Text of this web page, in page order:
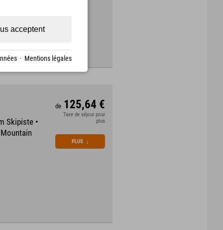
Skipiste •
de 125,64 €
Taxe de séjour pour
plus
PLUS ↓
acceptent
· Mentions légales